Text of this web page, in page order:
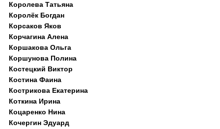
Королева Татьяна
Королёк Богдан
Корсаков Яков
Корчагина Алена
Коршакова Ольга
Коршунова Полина
Костецкий Виктор
Костина Фаина
Кострикова Екатерина
Коткина Ирина
Коцаренко Нина
Кочергин Эдуард